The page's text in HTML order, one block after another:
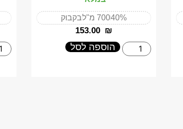
40%700 מ"ל בקבוק
‎153.00 ₪
הוספה לסל